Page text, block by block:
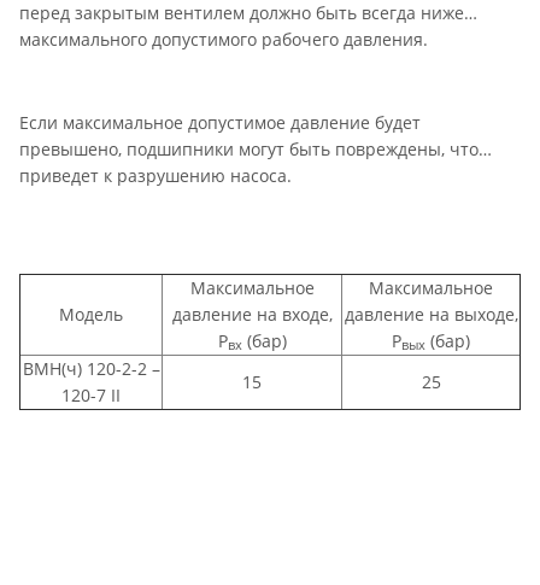
перед закрытым вентилем должно быть всегда ниже
максимального допустимого рабочего давления.
Если максимальное допустимое давление будет
превышено, подшипники могут быть повреждены, что
приведет к разрушению насоса.
Модель
Максимальное
давление на входе,
Рвх (бар)
Максимальное
давление на выходе,
Рвых (бар)
ВМН(ч) 120-2-2 –
120-7 II
15 25